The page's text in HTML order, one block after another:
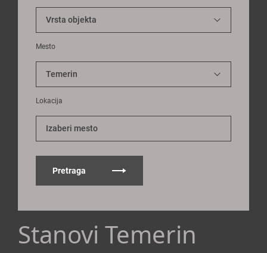
Mesto
Lokacija
Izaberi mesto
Pretraga
Stanovi Temerin